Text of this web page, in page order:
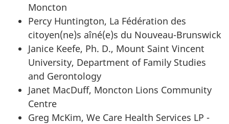
Moncton
Percy Huntington, La Fédération des
citoyen(ne)s aîné(e)s du Nouveau-Brunswick
Janice Keefe, Ph. D., Mount Saint Vincent
University, Department of Family Studies
and Gerontology
Janet MacDuff, Moncton Lions Community
Centre
Greg McKim, We Care Health Services LP -